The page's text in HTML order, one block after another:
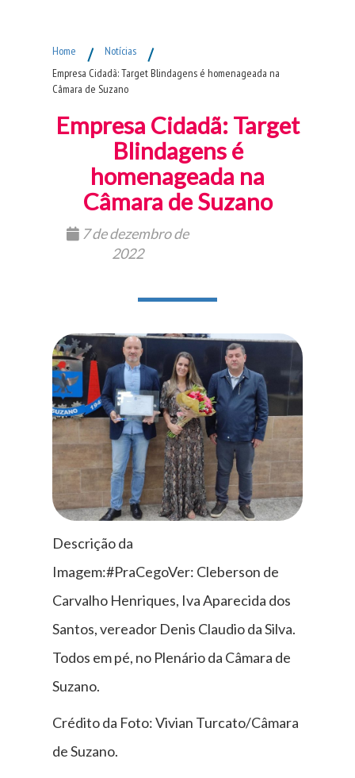
Home / Notícias /
Empresa Cidadã: Target Blindagens é homenageada na
Câmara de Suzano
Empresa Cidadã: Target
Blindagens é
homenageada na
Câmara de Suzano
7 de dezembro de
2022
Descrição da
Imagem:#PraCegoVer: Cleberson de
Carvalho Henriques, Iva Aparecida dos
Santos, vereador Denis Claudio da Silva.
Todos em pé, no Plenário da Câmara de
Suzano.
Crédito da Foto: Vivian Turcato/Câmara
de Suzano.